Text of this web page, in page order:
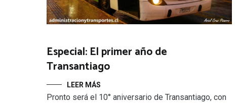
Especial: El primer año de
Transantiago
LEER MÁS
Pronto será el 10° aniversario de Transantiago, con